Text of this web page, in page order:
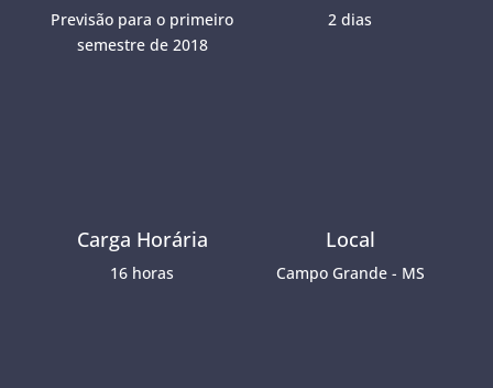
Previsão para o primeiro
semestre de 2018
2 dias
Carga Horária
16 horas
Local
Campo Grande - MS